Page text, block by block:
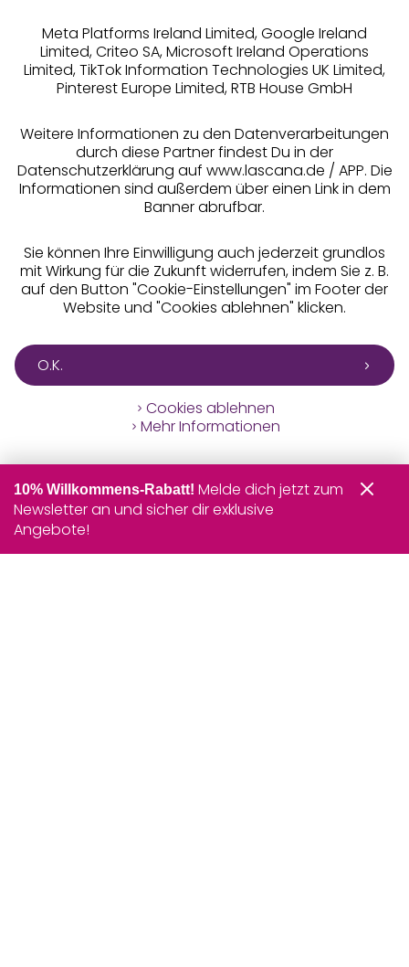
Alle Preise inkl. MwSt., zzgl.
Versandkosten
Meta Platforms Ireland Limited, Google Ireland
Limited, Criteo SA, Microsoft Ireland Operations
Limited, TikTok Information Technologies UK Limited,
Pinterest Europe Limited, RTB House GmbH
Weitere Informationen zu den Datenverarbeitungen
durch diese Partner findest Du in der
Datenschutzerklärung auf www.lascana.de / APP. Die
Informationen sind außerdem über einen Link in dem
Banner abrufbar.
Sie können Ihre Einwilligung auch jederzeit grundlos
mit Wirkung für die Zukunft widerrufen, indem Sie z. B.
auf den Button "Cookie-Einstellungen" im Footer der
Website und "Cookies ablehnen" klicken.
O.K.
Cookies ablehnen
Mehr Informationen
10% Willkommens-Rabatt! Melde dich jetzt zum
Newsletter an und sicher dir exklusive
Angebote!